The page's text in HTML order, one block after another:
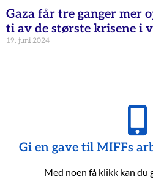
Gaza får tre ganger mer
ti av de største krisene i
19. juni 2024
Gi en gave til MIFFs
Med noen få klikk kan du